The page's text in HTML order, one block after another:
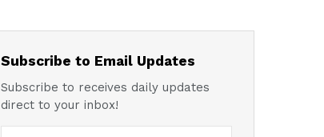
Subscribe to Email Updates
Subscribe to receives daily updates
direct to your inbox!